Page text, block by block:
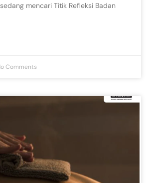
mencari Titik Refleksi Badan
Comments